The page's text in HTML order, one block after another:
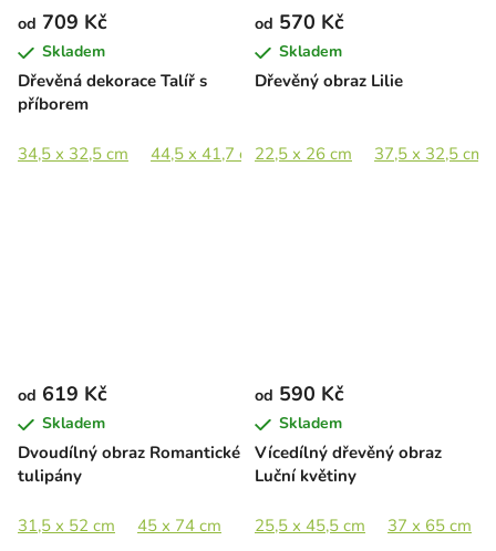
Dřevěná dekorace Talíř s
příborem
od 709 Kč
Skladem
34,5 x 32,5 cm 44,5 x 41,7 cm 69,5 x 65 cm
Dřevěný obraz Lilie
od 570 Kč
Skladem
22,5 x 26 cm 37,5 x 32,5 cm
Dvoudílný obraz Romantické
tulipány
od 619 Kč
Skladem
31,5 x 52 cm 45 x 74 cm 65 x 107 cm 89 x 146 cm
Vícedílný dřevěný obraz
Luční květiny
od 590 Kč
Skladem
25,5 x 45,5 cm 37 x 65 cm